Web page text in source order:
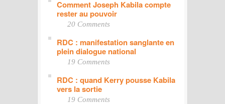
Comment Joseph Kabila compte
rester au pouvoir
20 Comments
RDC : manifestation sanglante en
plein dialogue national
19 Comments
RDC : quand Kerry pousse Kabila
vers la sortie
19 Comments